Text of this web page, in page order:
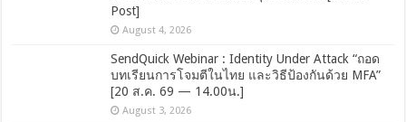
Post]
August 4, 2026
SendQuick Webinar : Identity Under Attack “ถอด
บทเรียนการโจมตีในไทย และวิธีป้องกันด้วย MFA”
[20 ส.ค. 69 — 14.00น.]
August 3, 2026